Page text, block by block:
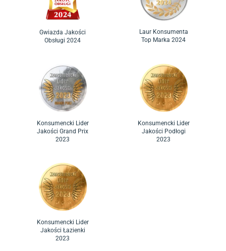
Gwiazda Jakości
Obsługi 2024
Laur Konsumenta
Top Marka 2024
Konsumencki Lider
Jakości Grand Prix
2023
Konsumencki Lider
Jakości Podłogi
2023
Konsumencki Lider
Jakości Łazienki
2023